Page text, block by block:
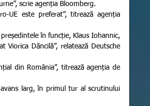
scrie agenția Bloomberg.
Dăncilă”, relatează Deutsche